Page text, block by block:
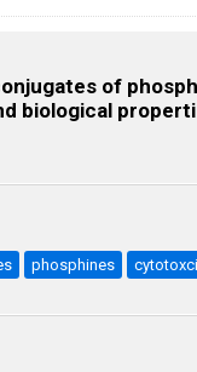
of
biological
phosphines